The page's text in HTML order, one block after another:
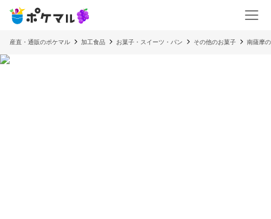
産直・通販のポケマル 加工食品 お菓子・スイーツ・パン その他のお菓子 南薩摩